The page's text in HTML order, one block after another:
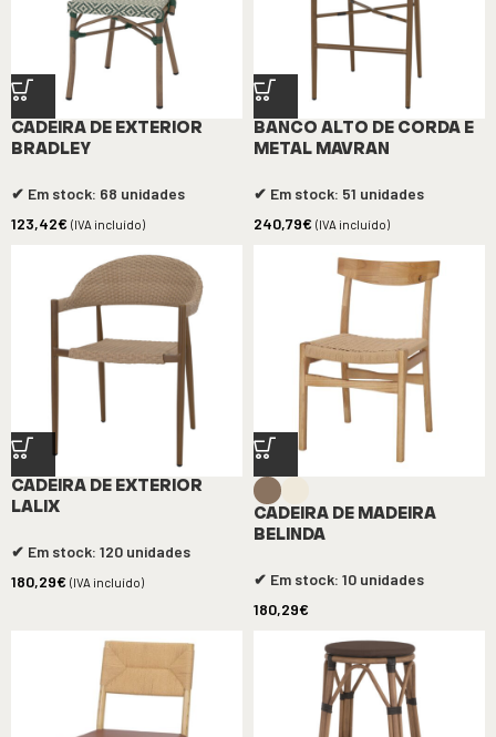
CADEIRA DE EXTERIOR
BRADLEY
✔ Em stock: 68 unidades
123,42€ (IVA incluído)
BANCO ALTO DE CORDA E
METAL MAVRAN
✔ Em stock: 51 unidades
240,79€ (IVA incluído)
CADEIRA DE EXTERIOR
LALIX
✔ Em stock: 120 unidades
180,29€ (IVA incluído)
CADEIRA DE MADEIRA
BELINDA
✔ Em stock: 10 unidades
180,29€